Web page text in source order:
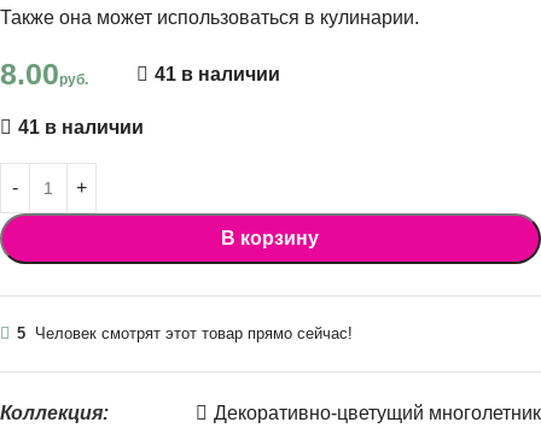
Также она может использоваться в кулинарии.
8.00руб. 41 в наличии
41 в наличии
В корзину
5 Человек смотрят этот товар прямо сейчас!
Коллекция: Декоративно-цветущий многолетник